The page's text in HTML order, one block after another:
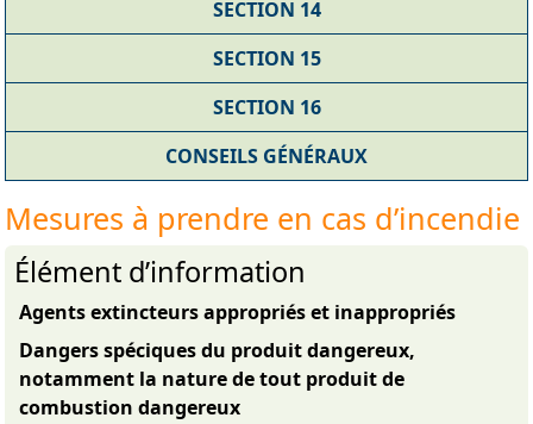
SECTION 14
SECTION 15
SECTION 16
CONSEILS GÉNÉRAUX
Mesures à prendre en cas d’incendie
Élément d’information
Agents extincteurs appropriés et inappropriés
Dangers spéciques du produit dangereux,
notamment la nature de tout produit de
combustion dangereux